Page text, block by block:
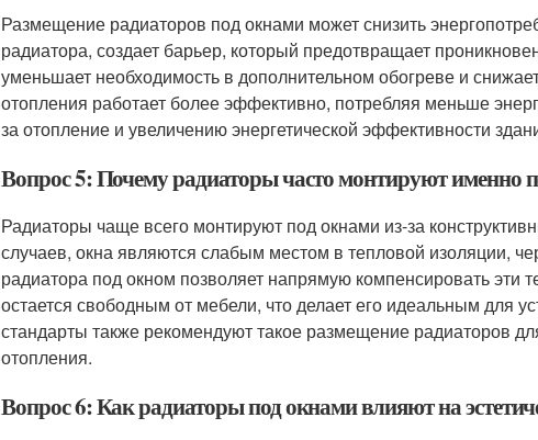
Размещение радиаторов под окнами может снизить
радиатора, создает барьер, который предотвращает
уменьшает необходимость в дополнительном обогреве и
отопления работает более эффективно, потребляя меньше
за отопление и увеличению энергетической эффективности
Вопрос 5: Почему радиаторы часто монтируют именно
Радиаторы чаще всего монтируют под окнами из-за
случаев, окна являются слабым местом в тепловой изоляции,
радиатора под окном позволяет напрямую компенсировать эти
остается свободным от мебели, что делает его идеальным для
стандарты также рекомендуют такое размещение радиаторов
отопления.
Вопрос 6: Как радиаторы под окнами влияют на